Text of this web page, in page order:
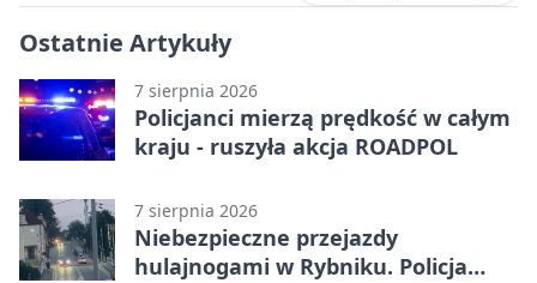
Ostatnie Artykuły
7 sierpnia 2026
Policjanci mierzą prędkość w całym
kraju - ruszyła akcja ROADPOL
7 sierpnia 2026
Niebezpieczne przejazdy
hulajnogami w Rybniku. Policja